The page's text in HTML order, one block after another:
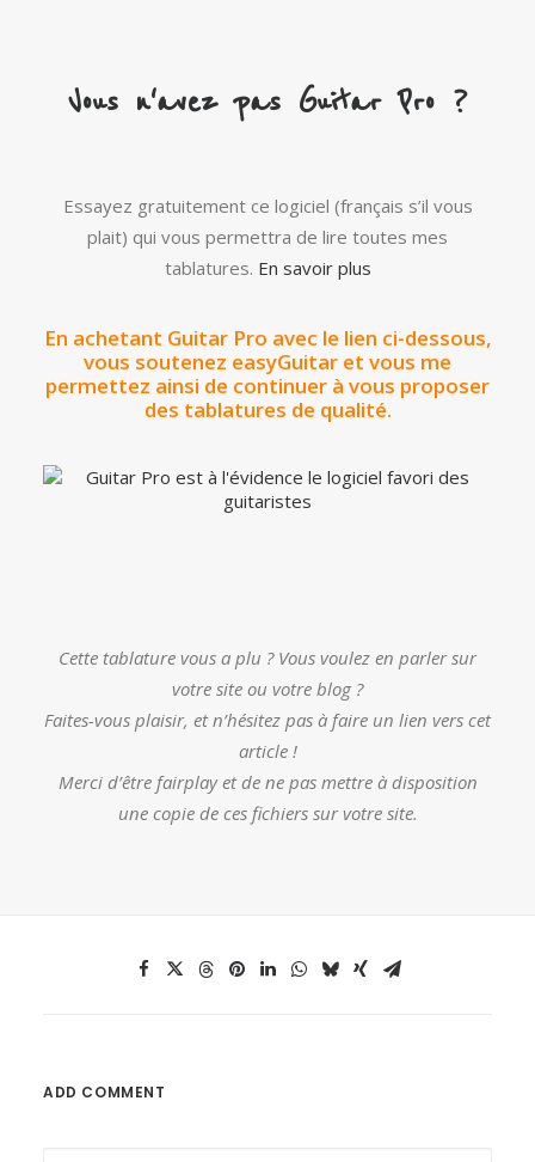
Vous n'avez pas Guitar Pro ?
Essayez gratuitement ce logiciel (français s’il vous
plait) qui vous permettra de lire toutes mes
tablatures. En savoir plus
En achetant Guitar Pro avec le lien ci-dessous,
vous soutenez easyGuitar et vous me
permettez ainsi de continuer à vous proposer
des tablatures de qualité.
Cette tablature vous a plu ? Vous voulez en parler sur
votre site ou votre blog ?
Faites-vous plaisir, et n’hésitez pas à faire un lien vers cet
article !
Merci d’être fairplay et de ne pas mettre à disposition
une copie de ces fichiers sur votre site.
ADD COMMENT